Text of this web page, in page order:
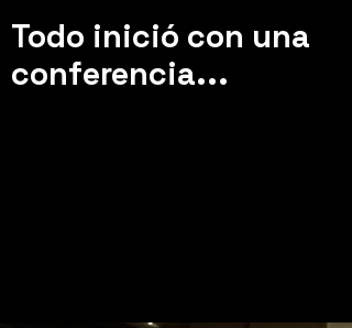
Todo inició con una
conferencia...